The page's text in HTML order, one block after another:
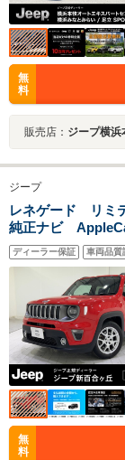
無
料
販売店： ジープ横
ジープ
レネゲード リミ
純正ナビ
ーディオ フルレ
ヒーター
ディーラー保証 車両品質
無
料